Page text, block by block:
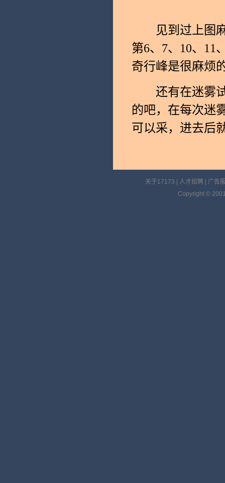
见到过上图麻
第6、7、10、11
奇行峰是很麻烦
还有在迷雾试
的吧，在每次迷
可以采，进去后
关于17173 人才招聘
广告
Copyright ©